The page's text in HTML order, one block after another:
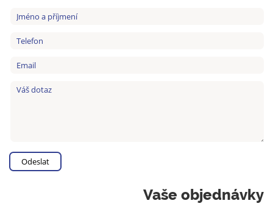
Vaše objednávky